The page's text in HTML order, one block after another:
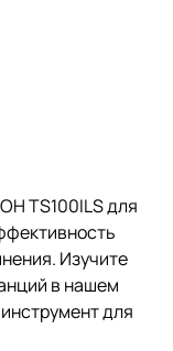
TS100ILS для
Изучите
в нашем
для